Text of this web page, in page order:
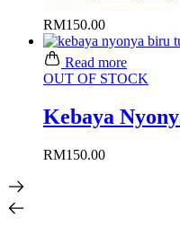
RM150.00
Read more
OUT OF STOCK
Kebaya
RM150.00